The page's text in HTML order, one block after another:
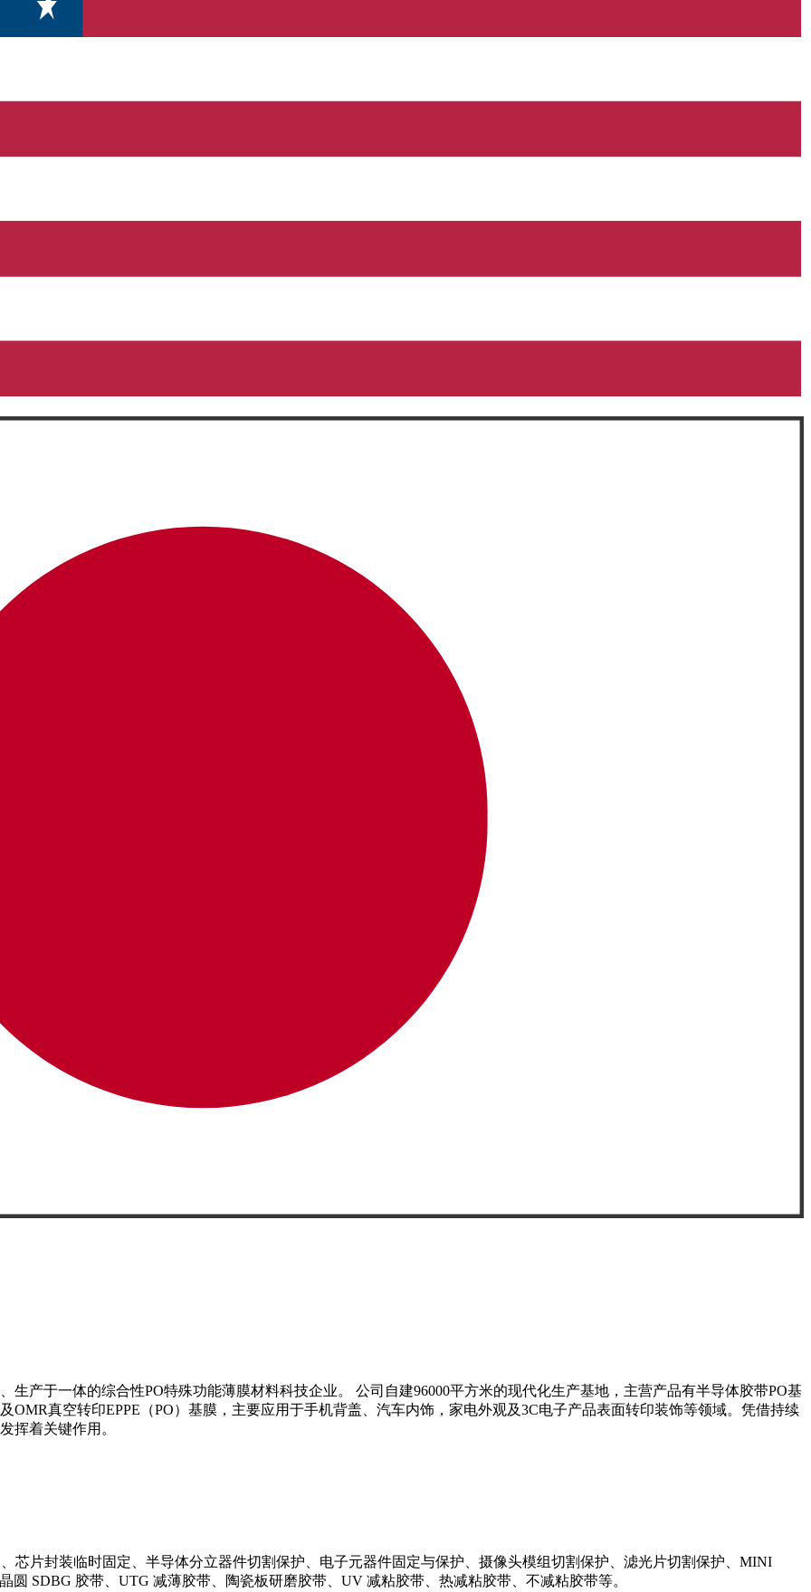
生产于一体的综合性PO特殊功能薄膜材料科技企业。 公司自建96000平方米的现代化生产基地，主营产品有半导体胶带PO基
OMR真空转印EPPE（PO）基膜，主要应用于手机背盖、汽车内饰，家电外观及3C电子产品表面转印装饰等领域。凭借持续
挥着关键作用。
芯片封装临时固定、半导体分立器件切割保护、电子元器件固定与保护、摄像头模组切割保护、滤光片切割保护、MINI
SDBG 胶带、UTG 减薄胶带、陶瓷板研磨胶带、UV 减粘胶带、热减粘胶带、不减粘胶带等。